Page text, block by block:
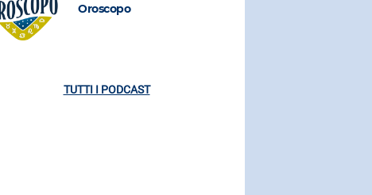
Oroscopo
TUTTI I PODCAST